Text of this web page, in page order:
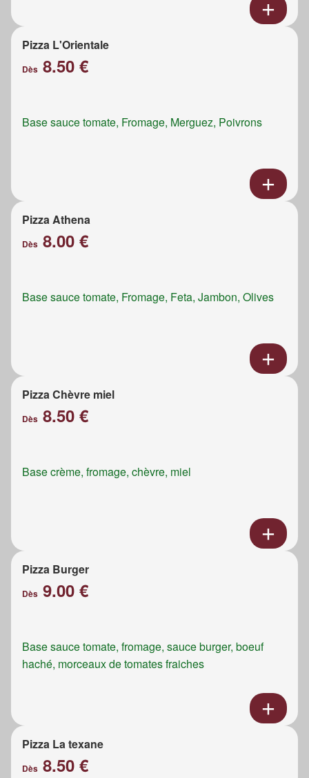
Pizza L'Orientale
Dès 8.50 €
Base sauce tomate, Fromage, Merguez, Poivrons
Pizza Athena
Dès 8.00 €
Base sauce tomate, Fromage, Feta, Jambon, Olives
Pizza Chèvre miel
Dès 8.50 €
Base crème, fromage, chèvre, miel
Pizza Burger
Dès 9.00 €
Base sauce tomate, fromage, sauce burger, boeuf
haché, morceaux de tomates fraiches
Pizza La texane
Dès 8.50 €